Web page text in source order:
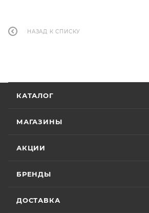
НАЗАД К СПИСКУ
КАТАЛОГ
МАГАЗИНЫ
АКЦИИ
БРЕНДЫ
ДОСТАВКА